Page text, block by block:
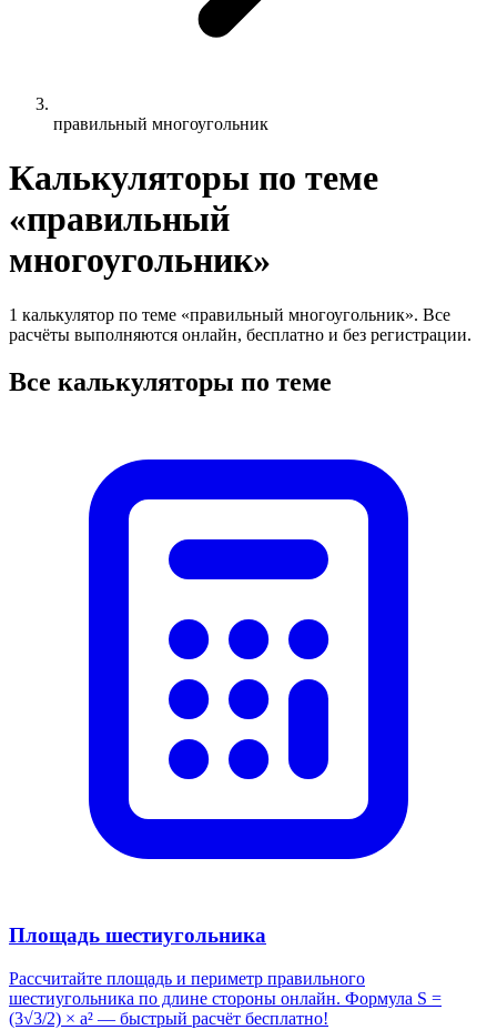
правильный многоугольник
Калькуляторы по теме
«правильный
многоугольник»
1 калькулятор по теме «правильный многоугольник». Все
расчёты выполняются онлайн, бесплатно и без регистрации.
Все калькуляторы по теме
Площадь шестиугольника
Рассчитайте площадь и периметр правильного
шестиугольника по длине стороны онлайн. Формула S =
(3√3/2) × a² — быстрый расчёт бесплатно!